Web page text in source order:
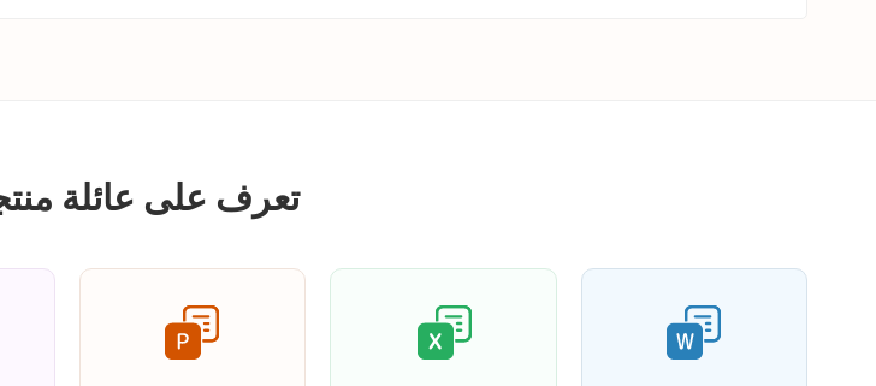
تعرف على عائلة